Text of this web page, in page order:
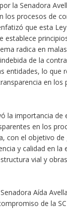
la Senadora
los procesos de
que esta
establece
radica en
de la
entidades, lo que
en los
la importancia de
en los
con el objetivo de
y calidad en la
vial y
Aída
de la